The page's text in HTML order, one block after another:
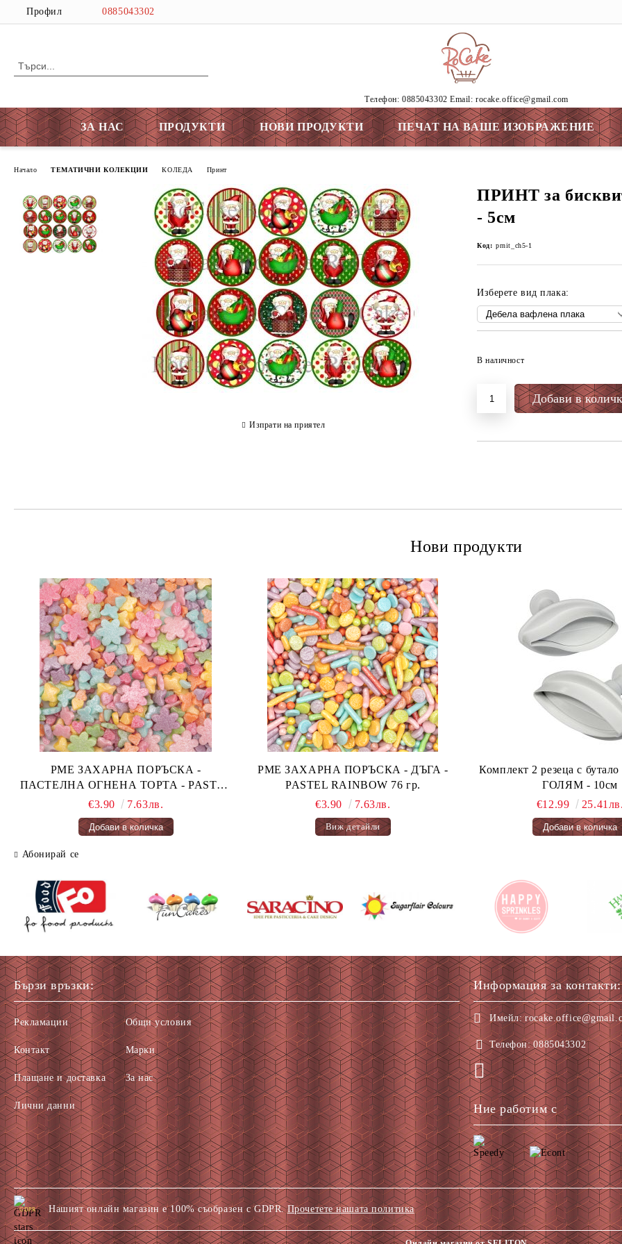
Профил 0885043302
Tелефон: 0885043302 Email: rocake.office@gmail.com
ЗА НАС ПРОДУКТИ НОВИ ПРОДУКТИ ПЕЧАТ НА ВАШЕ ИЗОБРАЖЕНИЕ
Начало ТЕМАТИЧНИ КОЛЕКЦИИ КОЛЕДА Принт
ПРИНТ за
- 5см
Код: prnit_ch5-1
Изберете вид плака:
В наличност
Изпрати на приятел
Нови продукти
PME ЗАХАРНА ПОРЪСКА -
ПАСТЕЛНА ОГНЕНА ТОРТА - PASTEL
FAIRY CAKES 66 гр.
€3.90 7.63лв.
PME ЗАХАРНА ПОРЪСКА - ДЪГА -
PASTEL RAINBOW 76 гр.
€3.90
7.63лв.
Виж детайли
Комплект 2 резеца с
ГОЛЯМ - 10см
€12.99
25.41лв.
Абонирай се
Бързи връзки:
Рекламации
Контакт
Плащане и доставка
Лични данни
Общи условия
Марки
За нас
Информация за контакти:
Имейл:
Телефон: 0885043302
Ние работим с
GDPR Нашият онлайн магазин е 100% съобразен с GDPR. Прочетете нашата политика